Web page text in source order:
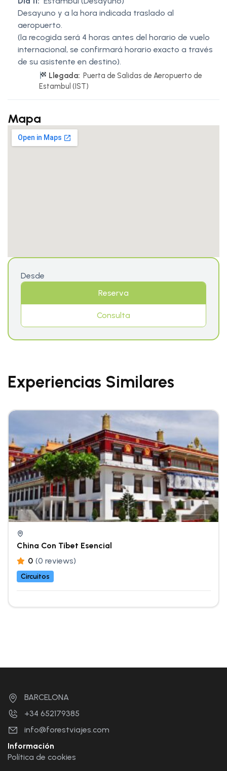
Desayuno y a la hora indicada traslado al
aeropuerto.
(la recogida será 4 horas antes del horario de vuelo
internacional, se confirmará horario exacto a través
de su asistente en destino).
Llegada: Puerta de Salidas de Aeropuerto de
Estambul (IST)
Mapa
Desde
Reserva
Consulta
Experiencias Similares
China Con Tíbet Esencial
0 (0 reviews)
Circuitos
BARCELONA
+34 652179385
info@forestviajes.com
Información
Política de cookies